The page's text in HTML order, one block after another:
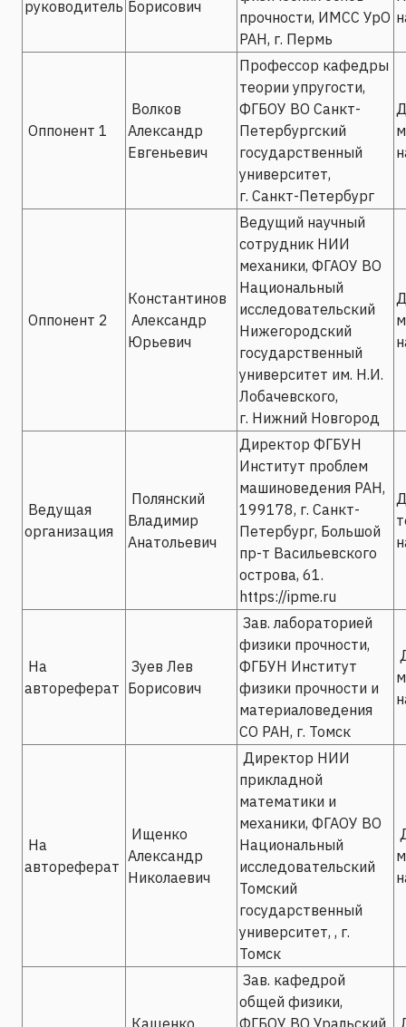
руководитель Борисович
прочности, ИМСС УрО
РАН, г. Пермь
Оппонент 1
Волков
Александр
Евгеньевич
Профессор кафедры
теории упругости,
ФГБОУ ВО Санкт-
Петербургский
государственный
университет,
г. Санкт-Петербург
Оппонент 2
Константинов
Александр
Юрьевич
Ведущий научный
сотрудник НИИ
механики, ФГАОУ ВО
Национальный
исследовательский
Нижегородский
государственный
университет им. Н.И.
Лобачевского,
г. Нижний Новгород
Ведущая
организация
Полянский
Владимир
Анатольевич
Директор ФГБУН
Институт проблем
машиноведения РАН,
199178, г. Санкт-
Петербург, Большой
пр-т Васильевского
острова, 61.
https://ipme.ru
На
автореферат
Зуев Лев
Борисович
Зав. лабораторией
физики прочности,
ФГБУН Институт
физики прочности и
материаловедения
СО РАН, г. Томск
На
автореферат
Ищенко
Александр
Николаевич
Директор НИИ
прикладной
математики и
механики, ФГАОУ ВО
Национальный
исследовательский
Томский
государственный
университет, , г.
Томск
Кащенко
Зав. кафедрой
общей физики,
ФГБОУ ВО Уральский